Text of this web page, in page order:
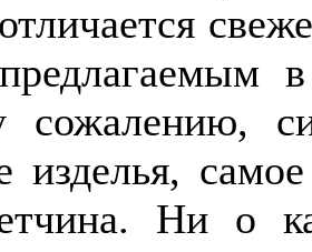
сожалению,
изделья,
Ни о